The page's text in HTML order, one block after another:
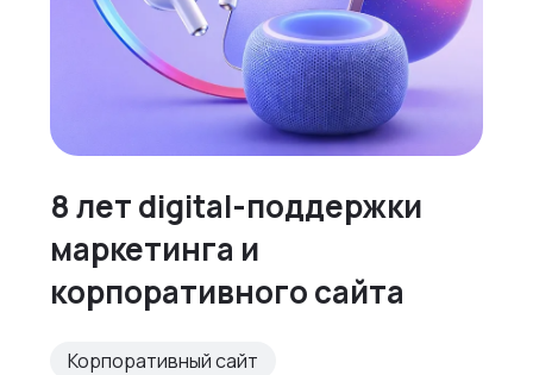
8 лет digital-поддержки
маркетинга и
корпоративного сайта
Корпоративный сайт